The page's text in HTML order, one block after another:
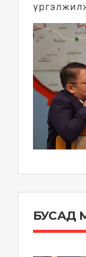
БУСАД